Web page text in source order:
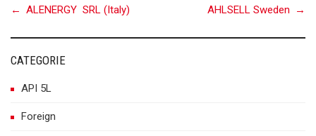
Post
navigation
← ALENERGY SRL (Italy) AHLSELL Sweden →
CATEGORIE
API 5L
Foreign